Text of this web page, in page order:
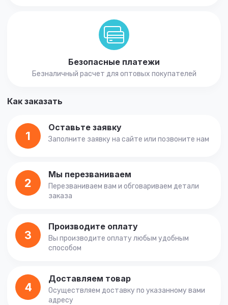
Безопасные платежи
Безналичный расчет для оптовых покупателей
Как заказать
1
Оставьте заявку
Заполните заявку на сайте или позвоните нам
2
Мы перезваниваем
Перезваниваем вам и обговариваем детали
заказа
3
Производите оплату
Вы производите оплату любым удобным
способом
4
Доставляем товар
Осуществляем доставку по указанному вами
адресу